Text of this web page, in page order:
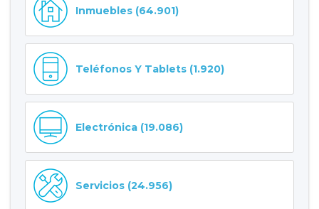
Inmuebles (64.901)
Teléfonos Y Tablets (1.920)
Electrónica (19.086)
Servicios (24.956)